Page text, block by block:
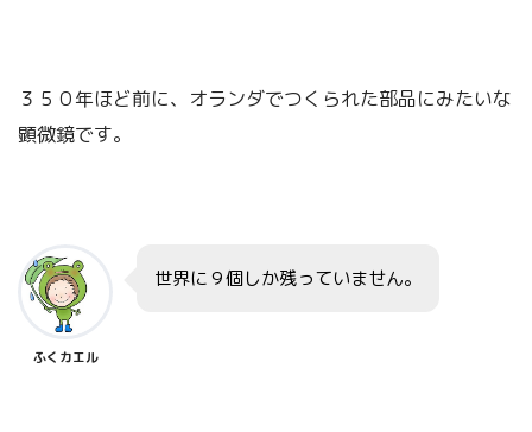
３５０年ほど前に、オランダでつくられた部品にみたいな
顕微鏡です。
ふくカエル
世界に９個しか残っていません。